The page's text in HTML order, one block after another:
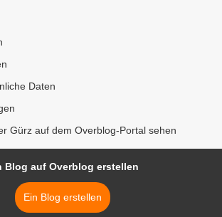
Daten
Gürz auf dem Overblog-Portal sehen
Blog auf Overblog erstellen
Ein Blog erstellen